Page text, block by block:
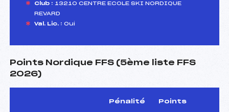
Club : 13210 CENTRE ECOLE SKI NORDIQUE
REVARD
Val. Lic. : Oui
Points Nordique FFS (5ème liste FFS
2026)
Pénalité Points